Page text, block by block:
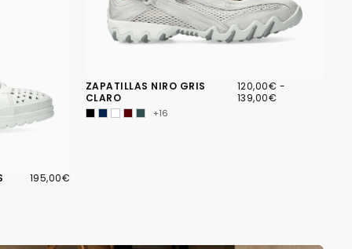
195,00€
PRECIO
195,00€
ZAPATILLAS NIRO GRIS
CLARO
120,00€
PRECIO
MÍNIMO
120,00€ -
139,00€
+16